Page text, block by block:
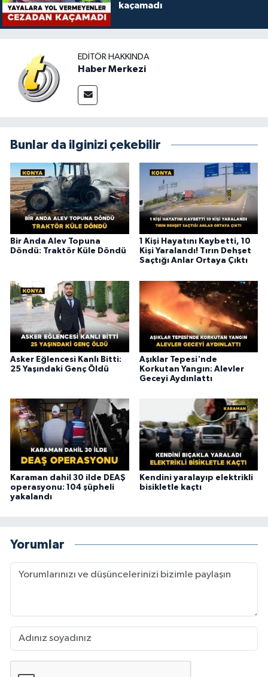
kaçamadı
EDITÖR HAKKINDA
Haber Merkezi
Bunlar da ilginizi çekebilir
Bir Anda Alev Topuna
Döndü: Traktör Küle Döndü
1 Kişi Hayatını Kaybetti, 10
Kişi Yaralandı! Tırın Dehşet
Saçtığı Anlar Ortaya Çıktı
Asker Eğlencesi Kanlı Bitti:
25 Yaşındaki Genç Öldü
Aşıklar Tepesi'nde
Korkutan Yangın: Alevler
Geceyi Aydınlattı
Karaman dahil 30 ilde DEAŞ
operasyonu: 104 şüpheli
yakalandı
Kendini yaralayıp elektrikli
bisikletle kaçtı
Yorumlar